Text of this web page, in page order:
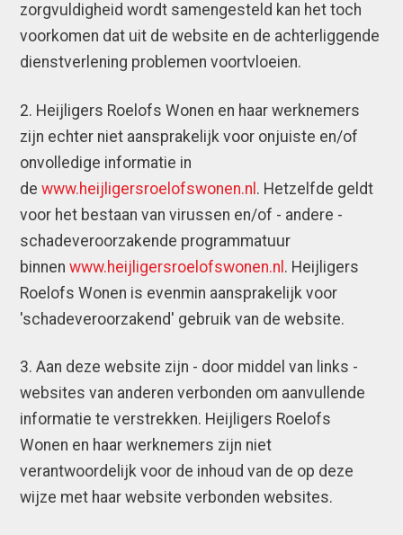
zorgvuldigheid wordt samengesteld kan het toch
voorkomen dat uit de website en de achterliggende
dienstverlening problemen voortvloeien.
2. Heijligers Roelofs Wonen en haar werknemers
zijn echter niet aansprakelijk voor onjuiste en/of
onvolledige informatie in
dewww.heijligersroelofswonen.nl . Hetzelfde geldt
voor het bestaan van virussen en/of - andere -
schadeveroorzakende programmatuur
binnenwww.heijligersroelofswonen.nl . Heijligers
Roelofs Wonen is evenmin aansprakelijk voor
'schadeveroorzakend' gebruik van de website.
3. Aan deze website zijn - door middel van links -
websites van anderen verbonden om aanvullende
informatie te verstrekken. Heijligers Roelofs
Wonen en haar werknemers zijn niet
verantwoordelijk voor de inhoud van de op deze
wijze met haar website verbonden websites.